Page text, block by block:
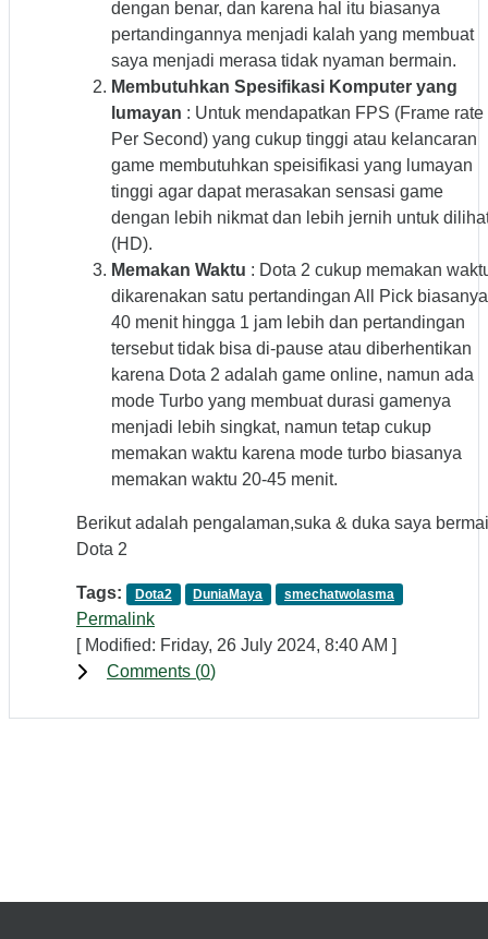
dengan benar, dan karena hal itu biasanya
pertandingannya menjadi kalah yang membuat
saya menjadi merasa tidak nyaman bermain.
Membutuhkan Spesifikasi Komputer yang
lumayan : Untuk mendapatkan FPS (Frame rate
Per Second) yang cukup tinggi atau kelancaran
game membutuhkan speisifikasi yang lumayan
tinggi agar dapat merasakan sensasi game
dengan lebih nikmat dan lebih jernih untuk
(HD).
Memakan Waktu : Dota 2 cukup memakan
dikarenakan satu pertandingan All Pick biasanya
40 menit hingga 1 jam lebih dan pertandingan
tersebut tidak bisa di-pause atau diberhentikan
karena Dota 2 adalah game online, namun ada
mode Turbo yang membuat durasi gamenya
menjadi lebih singkat, namun tetap cukup
memakan waktu karena mode turbo biasanya
memakan waktu 20-45 menit.
Berikut adalah pengalaman,suka & duka saya
Dota 2
Tags: Dota2 DuniaMaya smechatwolasma
Permalink
[ Modified: Friday, 26 July 2024, 8:40 AM ]
Comments (0)